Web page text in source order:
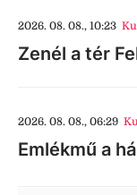
2026. 08. 08., 10:23
Zenél a tér
2026. 08. 08., 06:29
Emlékmű a